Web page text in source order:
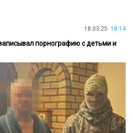
18.03.25 18:14
порнографию с детьми и